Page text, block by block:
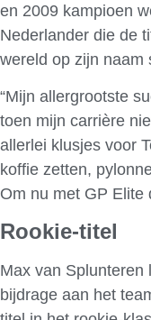
en 2009 kampioen
Nederlander die de
wereld op zijn naam
“Mijn allergrootste
toen mijn carrière
allerlei klusjes voor
koffie zetten,
Om nu met GP Elite
Rookie-titel
Max van Splunteren
bijdrage aan het